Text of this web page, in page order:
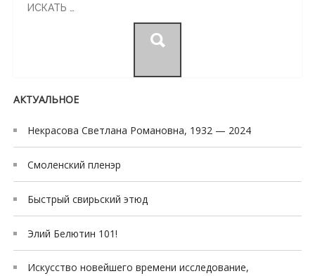
АКТУАЛЬНОЕ
Некрасова Светлана Романовна, 1932 — 2024
Смоленский пленэр
Быстрый свирьский этюд
Элий Белютин 101!
Искусство новейшего времени исследование,